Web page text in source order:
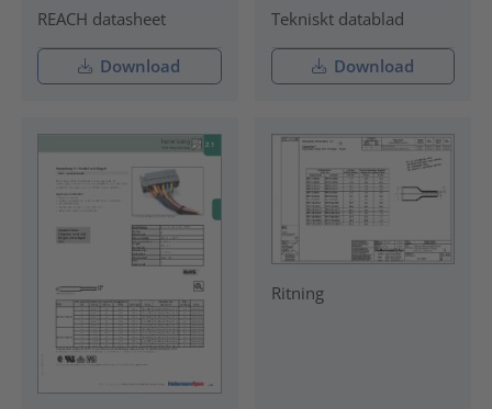
REACH datasheet
Download
Tekniskt datablad
Download
Ritning